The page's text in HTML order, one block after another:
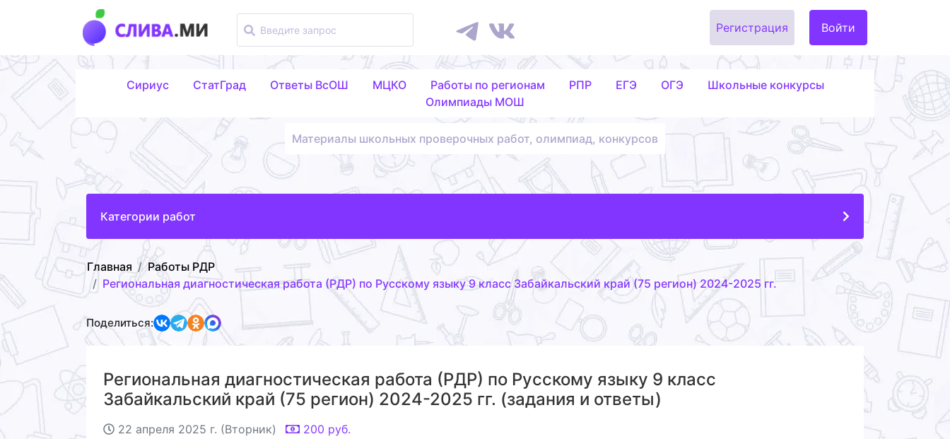
Регистрация Войти
Сириус СтатГрад Ответы ВсОШ МЦКО Работы по регионам РПР ЕГЭ ОГЭ
Школьные конкурсы
Олимпиады МОШ
Материалы школьных проверочных работ, олимпиад, конкурсов
Категории работ
Главная
Работы РДР
Региональная диагностическая работа (РДР) по Русскому языку 9 класс Забайкальский край (75 регион) 2024-2025 гг.
Поделиться:
Региональная диагностическая работа (РДР) по Русскому языку 9 класс
Забайкальский край (75 регион) 2024-2025 гг. (задания и ответы)
22 апреля 2025 г. (Вторник) 200 руб.